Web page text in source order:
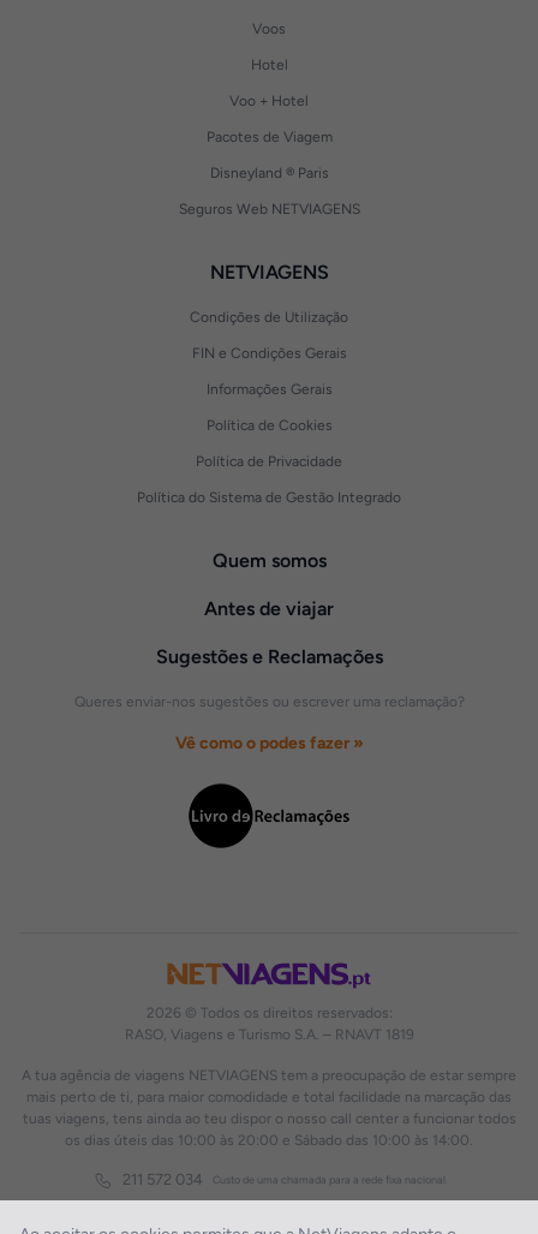
2026 © Todos os direitos reservados:
RASO, Viagens e Turismo S.A. – RNAVT 1819
A tua agência de viagens NETVIAGENS tem a preocupação de estar sempre
mais perto de ti, para maior comodidade e total facilidade na marcação das
tuas viagens, tens ainda ao teu dispor o nosso call center a funcionar todos
os dias úteis das 10:00 às 20:00 e Sábado das 10:00 às 14:00.
211 572 034 Custo de uma chamada para a rede fixa nacional
Voos
Hotel
Voo + Hotel
Pacotes de Viagem
Disneyland ® Paris
Seguros Web NETVIAGENS
NETVIAGENS
Condições de Utilização
FIN e Condições Gerais
Informações Gerais
Política de Cookies
Política de Privacidade
Política do Sistema de Gestão Integrado
Quem somos
Antes de viajar
Sugestões e Reclamações
Queres enviar-nos sugestões ou escrever uma reclamação?
Vê como o podes fazer »